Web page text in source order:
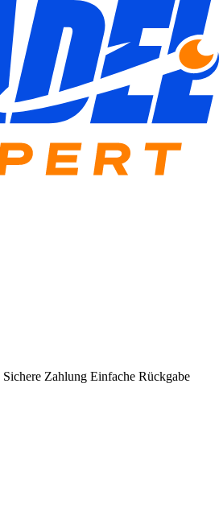
Sichere Zahlung Einfache Rückgabe